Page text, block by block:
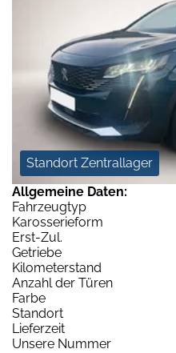
Standort Zentrallager
Allgemeine Daten:
Fahrzeugtyp
Karosserieform
Erst-Zul.
Getriebe
Kilometerstand
Anzahl der Türen
Farbe
Standort
Lieferzeit
Unsere Nummer